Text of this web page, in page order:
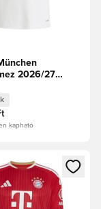
2026/27
kapható
vagy a tagként
egy modált a